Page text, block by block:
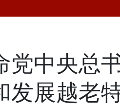
党中央总
发展越老